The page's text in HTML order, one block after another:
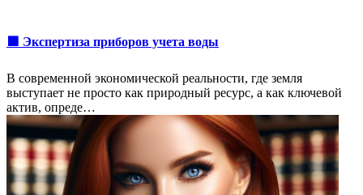
🟩 Экспертиза приборов учета воды
В современной экономической реальности, где земля
выступает не просто как природный ресурс, а как ключевой
актив, опреде…